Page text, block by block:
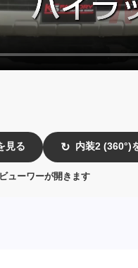
見る ↻ 内装2 (360°)
ューワーが開きます